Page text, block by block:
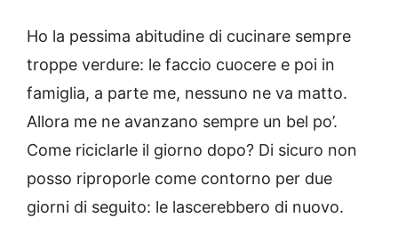
Ho la pessima abitudine di cucinare sempre
troppe verdure: le faccio cuocere e poi in
famiglia, a parte me, nessuno ne va matto.
Allora me ne avanzano sempre un bel po’.
Come riciclarle il giorno dopo? Di sicuro non
posso riproporle come contorno per due
giorni di seguito: le lascerebbero di nuovo.